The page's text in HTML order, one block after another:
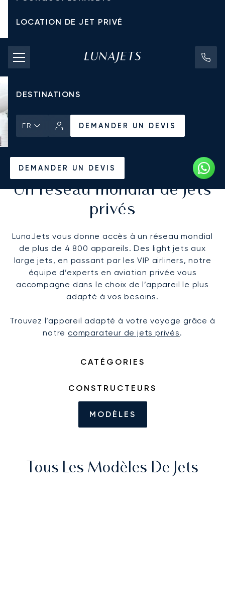
LOCATION DE JET PRIVÉ
TARIFS D'AFFRÈTEMENT
JETS PRIVÉS
DESTINATIONS
FR DEMANDER UN DEVIS
DEMANDER UN DEVIS
Un réseau mondial de jets
privés
LunaJets vous donne accès à un réseau mondial
de plus de 4 800 appareils. Des light jets aux
large jets, en passant par les VIP airliners, notre
équipe d’experts en aviation privée vous
accompagne dans le choix de l’appareil le plus
adapté à vos besoins.
Trouvez l’appareil adapté à votre voyage grâce à
notre comparateur de jets privés.
CATÉGORIES
CONSTRUCTEURS
MODÈLES
Tous Les Modèles De Jets